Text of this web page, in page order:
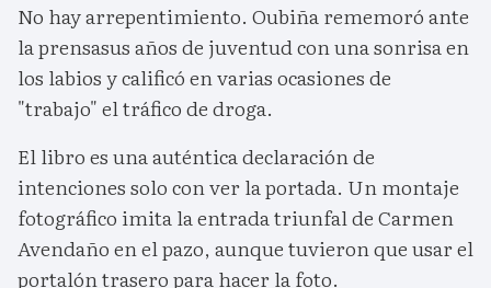
No hay arrepentimiento. Oubiña rememoró ante
la prensasus años de juventud con una sonrisa en
los labios y calificó en varias ocasiones de
"trabajo" el tráfico de droga.
El libro es una auténtica declaración de
intenciones solo con ver la portada. Un montaje
fotográfico imita la entrada triunfal de Carmen
Avendaño en el pazo, aunque tuvieron que usar el
portalón trasero para hacer la foto.